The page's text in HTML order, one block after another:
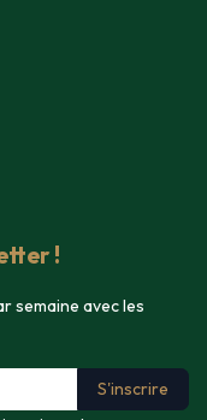
!
semaine avec les
S'inscrire